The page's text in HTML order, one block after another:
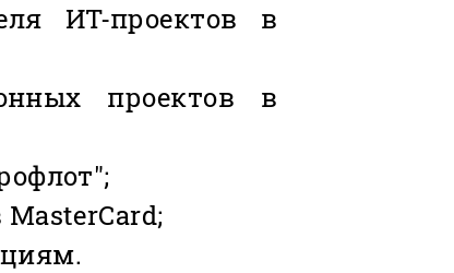
ИТ-проектов в
проектов в